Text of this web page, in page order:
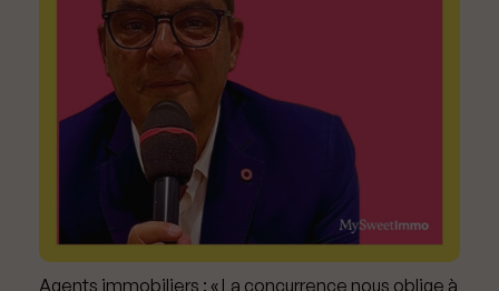
Agents immobiliers : « La concurrence nous oblige à